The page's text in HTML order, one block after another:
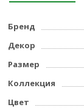
Бренд
Декор
Размер
Коллекция
Цвет